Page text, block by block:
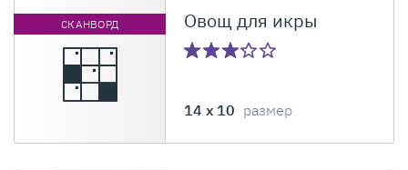
СКАНВОРД Овощ для икры
14 x 10 размер